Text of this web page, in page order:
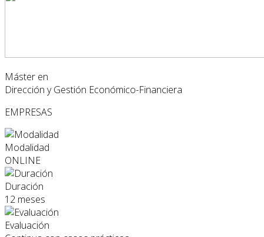
Máster en
Dirección y Gestión Económico-Financiera
EMPRESAS
Modalidad
ONLINE
Duración
12 meses
Evaluación